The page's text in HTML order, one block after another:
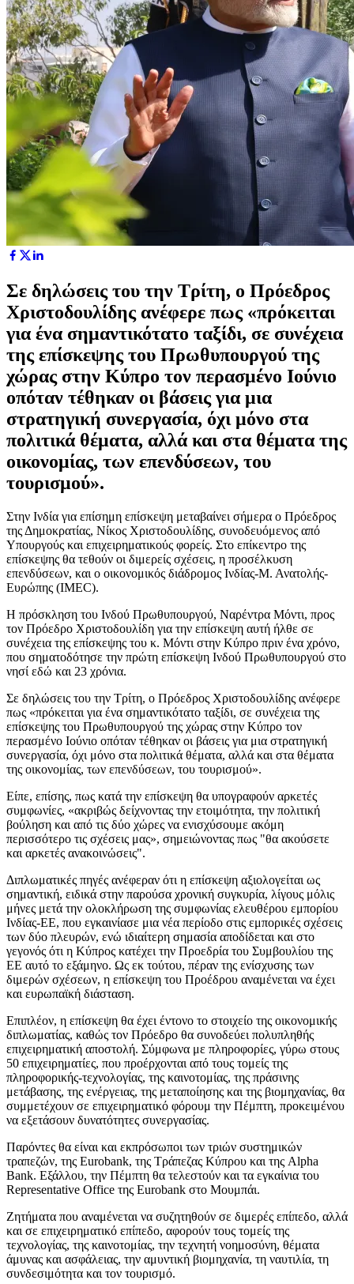
Σε δηλώσεις του την Τρίτη, ο Πρόεδρος
Χριστοδουλίδης ανέφερε πως «πρόκειται
για ένα σημαντικότατο ταξίδι, σε συνέχεια
της επίσκεψης του Πρωθυπουργού της
χώρας στην Κύπρο τον περασμένο Ιούνιο
οπόταν τέθηκαν οι βάσεις για μια
στρατηγική συνεργασία, όχι μόνο στα
πολιτικά θέματα, αλλά και στα θέματα της
οικονομίας, των επενδύσεων, του
τουρισμού».
Στην Ινδία για επίσημη επίσκεψη μεταβαίνει σήμερα ο Πρόεδρος
της Δημοκρατίας, Νίκος Χριστοδουλίδης, συνοδευόμενος από
Υπουργούς και επιχειρηματικούς φορείς. Στο επίκεντρο της
επίσκεψης θα τεθούν οι διμερείς σχέσεις, η προσέλκυση
επενδύσεων, και ο οικονομικός διάδρομος Ινδίας-Μ. Ανατολής-
Ευρώπης (IMEC).
Η πρόσκληση του Ινδού Πρωθυπουργού, Ναρέντρα Μόντι, προς
τον Πρόεδρο Χριστοδουλίδη για την επίσκεψη αυτή ήλθε σε
συνέχεια της επίσκεψης του κ. Μόντι στην Κύπρο πριν ένα χρόνο,
που σηματοδότησε την πρώτη επίσκεψη Ινδού Πρωθυπουργού στο
νησί εδώ και 23 χρόνια.
Σε δηλώσεις του την Τρίτη, ο Πρόεδρος Χριστοδουλίδης ανέφερε
πως «πρόκειται για ένα σημαντικότατο ταξίδι, σε συνέχεια της
επίσκεψης του Πρωθυπουργού της χώρας στην Κύπρο τον
περασμένο Ιούνιο οπόταν τέθηκαν οι βάσεις για μια στρατηγική
συνεργασία, όχι μόνο στα πολιτικά θέματα, αλλά και στα θέματα
της οικονομίας, των επενδύσεων, του τουρισμού».
Είπε, επίσης, πως κατά την επίσκεψη θα υπογραφούν αρκετές
συμφωνίες, «ακριβώς δείχνοντας την ετοιμότητα, την πολιτική
βούληση και από τις δύο χώρες να ενισχύσουμε ακόμη
περισσότερο τις σχέσεις μας», σημειώνοντας πως "θα ακούσετε
και αρκετές ανακοινώσεις".
Διπλωματικές πηγές ανέφεραν ότι η επίσκεψη αξιολογείται ως
σημαντική, ειδικά στην παρούσα χρονική συγκυρία, λίγους μόλις
μήνες μετά την ολοκλήρωση της συμφωνίας ελευθέρου εμπορίου
Ινδίας-ΕΕ, που εγκαινίασε μια νέα περίοδο στις εμπορικές σχέσεις
των δύο πλευρών, ενώ ιδιαίτερη σημασία αποδίδεται και στο
γεγονός ότι η Κύπρος κατέχει την Προεδρία του Συμβουλίου της
ΕΕ αυτό το εξάμηνο. Ως εκ τούτου, πέραν της ενίσχυσης των
διμερών σχέσεων, η επίσκεψη του Προέδρου αναμένεται να έχει
και ευρωπαϊκή διάσταση.
Επιπλέον, η επίσκεψη θα έχει έντονο το στοιχείο της οικονομικής
διπλωματίας, καθώς τον Πρόεδρο θα συνοδεύει πολυπληθής
επιχειρηματική αποστολή. Σύμφωνα με πληροφορίες, γύρω στους
50 επιχειρηματίες, που προέρχονται από τους τομείς της
πληροφορικής-τεχνολογίας, της καινοτομίας, της πράσινης
μετάβασης, της ενέργειας, της μεταποίησης και της βιομηχανίας, θα
συμμετέχουν σε επιχειρηματικό φόρουμ την Πέμπτη, προκειμένου
να εξετάσουν δυνατότητες συνεργασίας.
Παρόντες θα είναι και εκπρόσωποι των τριών συστημικών
τραπεζών, της Eurobank, της Τράπεζας Κύπρου και της Alpha
Βank. Εξάλλου, την Πέμπτη θα τελεστούν και τα εγκαίνια του
Representative Office της Eurobank στο Μουμπάι.
Ζητήματα που αναμένεται να συζητηθούν σε διμερές επίπεδο, αλλά
και σε επιχειρηματικό επίπεδο, αφορούν τους τομείς της
τεχνολογίας, της καινοτομίας, την τεχνητή νοημοσύνη, θέματα
άμυνας και ασφάλειας, την αμυντική βιομηχανία, τη ναυτιλία, τη
συνδεσιμότητα και τον τουρισμό.